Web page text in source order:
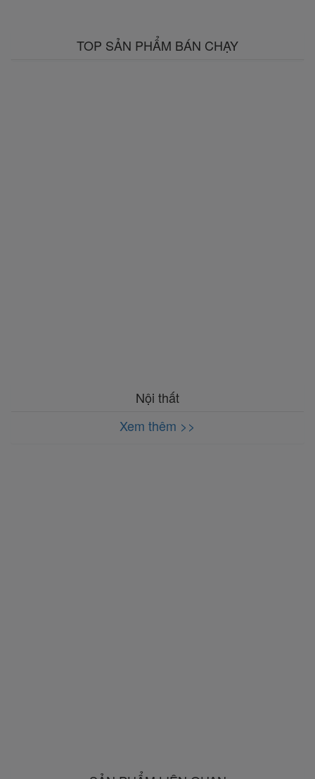
TOP SẢN PHẨM BÁN CHẠY
Nội thất
Xem thêm >>